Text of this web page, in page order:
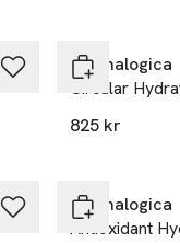
Dermalogica
Circular
825 kr
Dermalogica
Antioxidant